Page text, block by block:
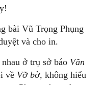
bài Vũ Trọng Phụng
và cho in.
ở trụ sở báo Văn
về Vỡ bờ, không hiểu